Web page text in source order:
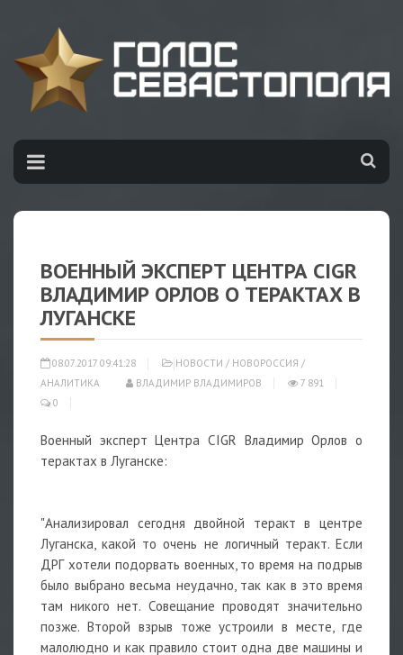
ВОЕННЫЙ ЭКСПЕРТ ЦЕНТРА CIGR
ВЛАДИМИР ОРЛОВ О ТЕРАКТАХ В
ЛУГАНСКЕ
08.07.2017 09:41:28 НОВОСТИ / НОВОРОССИЯ /
АНАЛИТИКА
ВЛАДИМИР ВЛАДИМИРОВ
7 891
0
Военный эксперт Центра CIGR Владимир Орлов о
терактах в Луганске:
"Анализировал сегодня двойной теракт в центре
Луганска, какой то очень не логичный теракт. Если
ДРГ хотели подорвать военных, то время на подрыв
было выбрано весьма неудачно, так как в это время
там никого нет. Совещание проводят значительно
позже. Второй взрыв тоже устроили в месте, где
малолюдно и как правило стоит одна две машины и